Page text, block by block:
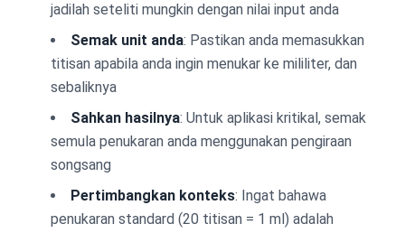
jadilah seteliti mungkin dengan nilai input anda
Semak unit anda: Pastikan anda memasukkan
titisan apabila anda ingin menukar ke mililiter, dan
sebaliknya
Sahkan hasilnya: Untuk aplikasi kritikal, semak
semula penukaran anda menggunakan pengiraan
songsang
Pertimbangkan konteks: Ingat bahawa
penukaran standard (20 titisan = 1 ml) adalah